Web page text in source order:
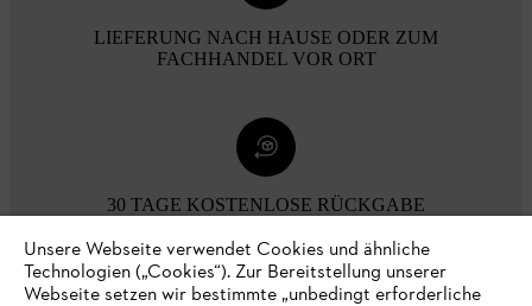
LIEFERUNG NACH HAUSE ODER ZUM
FACHHANDEL VOR ORT
30 TAGE KOSTENLOSE RÜCKGABE
Zahlungsmöglichkeiten
Unsere Webseite verwendet Cookies und ähnliche
Technologien („Cookies“). Zur Bereitstellung unserer
Webseite setzen wir bestimmte „unbedingt erforderliche